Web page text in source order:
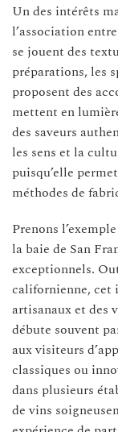
Un des intérêts
l’association
se jouent des
préparations, les
proposent des
mettent en
des saveurs
les sens et la
puisqu’elle
méthodes de
Prenons
la baie de San
exceptionnels.
californienne, cet
artisanaux et des
débute souvent
aux visiteurs
classiques ou
dans plusieurs
de vins